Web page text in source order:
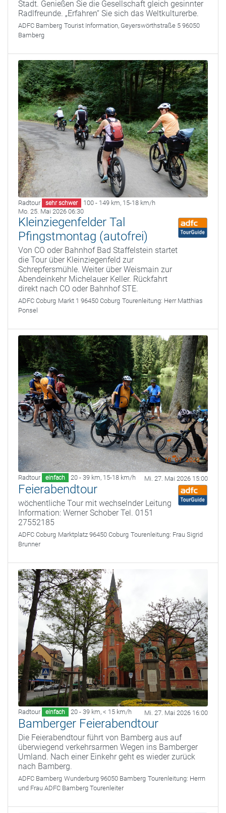
Stadt. Genießen Sie die Gesellschaft gleich gesinnter
Radlfreunde. „Erfahren“ Sie sich das Weltkulturerbe.
ADFC Bamberg Tourist Information, Geyerswörthstraße 5 96050
Bamberg
Radtour sehr schwer 100 - 149 km, 15-18 km/h
Mo. 25. Mai 2026 06:30
Kleinziegenfelder Tal
Pfingstmontag (autofrei)
Von CO oder Bahnhof Bad Staffelstein startet
die Tour über Kleinziegenfeld zur
Schrepfersmühle. Weiter über Weismain zur
Abendeinkehr Michelauer Keller. Rückfahrt
direkt nach CO oder Bahnhof STE.
ADFC Coburg Markt 1 96450 Coburg Tourenleitung: Herr Matthias
Ponsel
Radtour einfach 20 - 39 km, 15-18 km/h Mi. 27. Mai 2026 15:00
Feierabendtour
wöchentliche Tour mit wechselnder Leitung
Information: Werner Schober Tel. 0151
27552185
ADFC Coburg Marktplatz 96450 Coburg Tourenleitung: Frau Sigrid
Brunner
Radtour einfach 20 - 39 km, < 15 km/h Mi. 27. Mai 2026 16:00
Bamberger Feierabendtour
Die Feierabendtour führt von Bamberg aus auf
überwiegend verkehrsarmen Wegen ins Bamberger
Umland. Nach einer Einkehr geht es wieder zurück
nach Bamberg.
ADFC Bamberg Wunderburg 96050 Bamberg Tourenleitung: Herrn
und Frau ADFC Bamberg Tourenleiter